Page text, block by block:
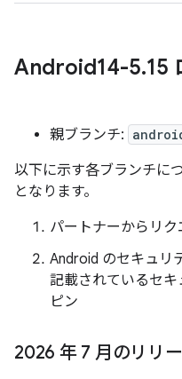
Android14-5.15
親ブランチ:
以下に示す各ブランチに
となります。
パートナーからリ
Android のセキュリ
記載されているセ
ピン
2026 年 7 月のリリ